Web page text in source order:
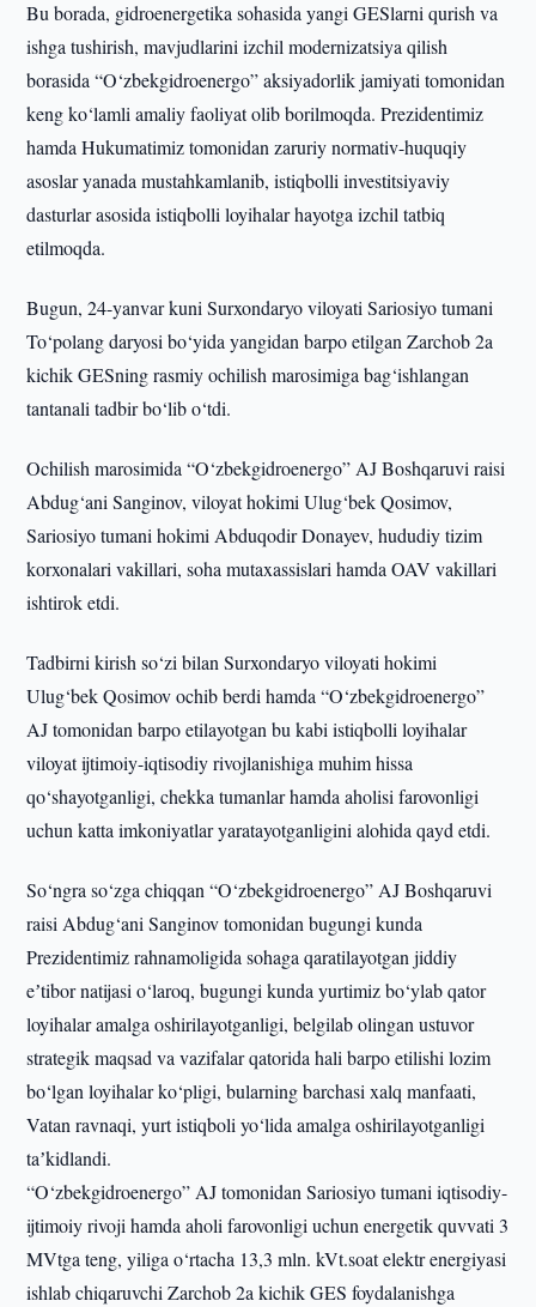
Bu borada, gidroenergetika sohasida yangi GESlarni qurish va
ishga tushirish, mavjudlarini izchil modernizatsiya qilish
borasida “O‘zbekgidroenergo” aksiyadorlik jamiyati tomonidan
keng ko‘lamli amaliy faoliyat olib borilmoqda. Prezidentimiz
hamda Hukumatimiz tomonidan zaruriy normativ-huquqiy
asoslar yanada mustahkamlanib, istiqbolli investitsiyaviy
dasturlar asosida istiqbolli loyihalar hayotga izchil tatbiq
etilmoqda.
Bugun, 24-yanvar kuni Surxondaryo viloyati Sariosiyo tumani
To‘polang daryosi bo‘yida yangidan barpo etilgan Zarchob 2a
kichik GESning rasmiy ochilish marosimiga bag‘ishlangan
tantanali tadbir bo‘lib o‘tdi.
Ochilish marosimida “O‘zbekgidroenergo” AJ Boshqaruvi raisi
Abdug‘ani Sanginov, viloyat hokimi Ulug‘bek Qosimov,
Sariosiyo tumani hokimi Abduqodir Donayev, hududiy tizim
korxonalari vakillari, soha mutaxassislari hamda OAV vakillari
ishtirok etdi.
Tadbirni kirish so‘zi bilan Surxondaryo viloyati hokimi
Ulug‘bek Qosimov ochib berdi hamda “O‘zbekgidroenergo”
AJ tomonidan barpo etilayotgan bu kabi istiqbolli loyihalar
viloyat ijtimoiy-iqtisodiy rivojlanishiga muhim hissa
qo‘shayotganligi, chekka tumanlar hamda aholisi farovonligi
uchun katta imkoniyatlar yaratayotganligini alohida qayd etdi.
So‘ngra so‘zga chiqqan “O‘zbekgidroenergo” AJ Boshqaruvi
raisi Abdug‘ani Sanginov tomonidan bugungi kunda
Prezidentimiz rahnamoligida sohaga qaratilayotgan jiddiy
eʼtibor natijasi o‘laroq, bugungi kunda yurtimiz bo‘ylab qator
loyihalar amalga oshirilayotganligi, belgilab olingan ustuvor
strategik maqsad va vazifalar qatorida hali barpo etilishi lozim
bo‘lgan loyihalar ko‘pligi, bularning barchasi xalq manfaati,
Vatan ravnaqi, yurt istiqboli yo‘lida amalga oshirilayotganligi
taʼkidlandi.
“O‘zbekgidroenergo” AJ tomonidan Sariosiyo tumani iqtisodiy-
ijtimoiy rivoji hamda aholi farovonligi uchun energetik quvvati 3
MVtga teng, yiliga o‘rtacha 13,3 mln. kVt.soat elektr energiyasi
ishlab chiqaruvchi Zarchob 2a kichik GES foydalanishga